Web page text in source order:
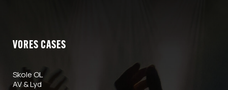
VORES CASES
Skole OL
AV & Lyd